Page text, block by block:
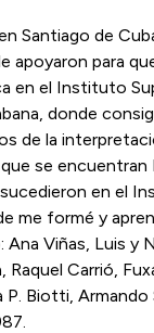
Santiago de
apoyaron para
en el Instituto
donde
de la
se encuentran
en el
me formé y
Viñas, Luis y
Raquel Carrió,
Biotti, Armando